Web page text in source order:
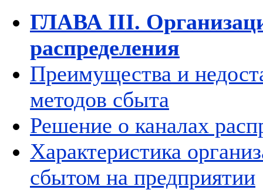
ГЛАВА III.
распределения
Преимущества и
методов сбыта
Решение о каналах
Характеристика
сбытом на предприятии